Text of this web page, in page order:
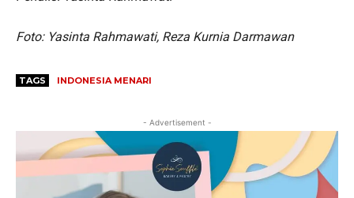
Foto: Yasinta Rahmawati, Reza Kurnia Darmawan
TAGS INDONESIA MENARI
- Advertisement -